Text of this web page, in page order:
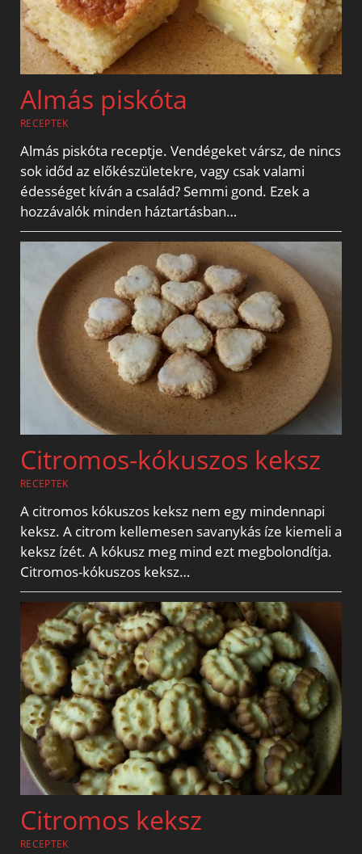
Almás piskóta
RECEPTEK
Almás piskóta receptje. Vendégeket vársz, de nincs
sok időd az előkészületekre, vagy csak valami
édességet kíván a család? Semmi gond. Ezek a
hozzávalók minden háztartásban…
Citromos-kókuszos keksz
RECEPTEK
A citromos kókuszos keksz nem egy mindennapi
keksz. A citrom kellemesen savanykás íze kiemeli a
keksz ízét. A kókusz meg mind ezt megbolondítja.
Citromos-kókuszos keksz…
Citromos keksz
RECEPTEK